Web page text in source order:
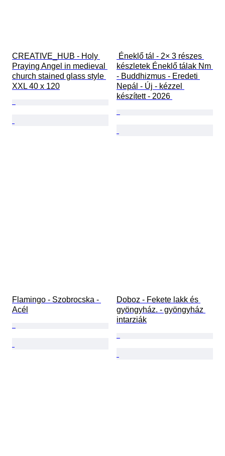
CREATIVE_HUB - Holy
Praying Angel in medieval
church stained glass style
XXL 40 x 120
készletek Éneklő tálak Nm
- Buddhizmus - Eredeti
Nepál - Új - kézzel
készített - 2026
Flamingo - Szobrocska -
Acél
Doboz - Fekete lakk és
gyöngyház. - gyöngyház
intarziák